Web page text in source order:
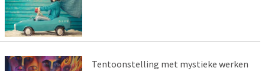
Tentoonstelling met mystieke werken